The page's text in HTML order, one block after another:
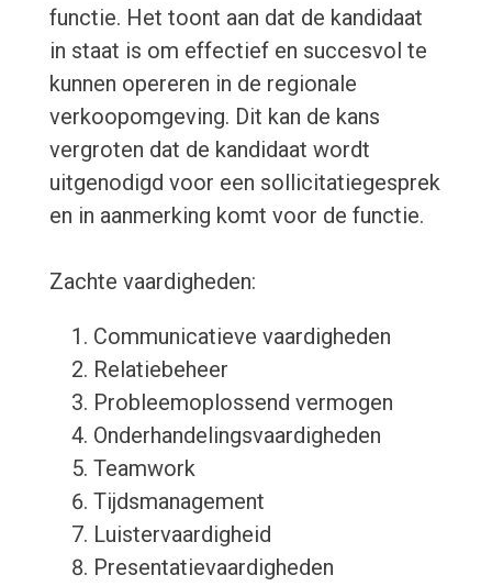
functie. Het toont aan dat de kandidaat
in staat is om effectief en succesvol te
kunnen opereren in de regionale
verkoopomgeving. Dit kan de kans
vergroten dat de kandidaat wordt
uitgenodigd voor een sollicitatiegesprek
en in aanmerking komt voor de functie.
Zachte vaardigheden:
Communicatieve vaardigheden
Relatiebeheer
Probleemoplossend vermogen
Onderhandelingsvaardigheden
Teamwork
Tijdsmanagement
Luistervaardigheid
Presentatievaardigheden